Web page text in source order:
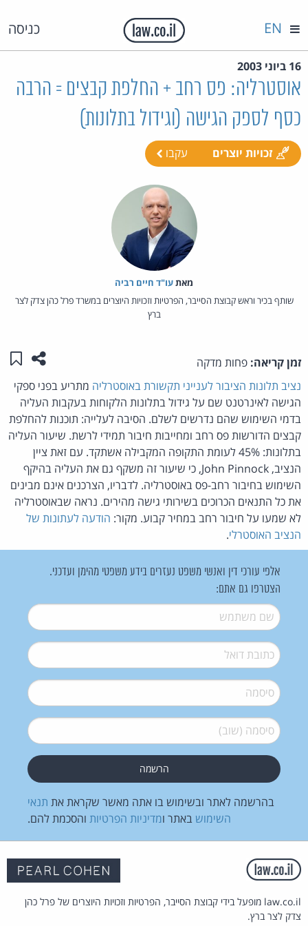
כניסה EN
16 ביוני 2003
אוסטרליה: פס רחב + החלפת קבצים = הרבה
כסף לספק הגישה (וגידול בתלונות)
זכויות יוצרים עקבו
מאת‏עו"ד חיים רביה
שותף בכיר וראש קבוצת הסייבר, הפרטיות וזכויות היוצרים במשרד פרל כהן צדק לצר
ברץ
זמן קריאה: פחות מדקה שתפו
נציב תלונות הציבור לענייני תקשורת באוסטרליה מתריע בפני ספקי
הגישה לאינרטנט שם על גידול בתלונות הלקוחות בעקבות העליה
בדמי השימוש שהם נדרשים לשלם. הסיבה לעלייה: תוכנות להחלפת
קבצים הדורשות פס רחב ומחייבות חיבור תמידי לרשת. שיעור העליה
בתלונות: 45% לעומת התקופה המקבילה אשתקד. עם זאת ציין
הנציב, John Pinnock, כי שיעור זה משקף גם את העליה בהיקף
השימוש בחיבור רחב-פס באוסטרליה. לדבריו, הצרכנים אינם מבינים
את כל התנאים הכרוכים בשירותי גישה מהירים. נראה שבאוסטרליה
לא שמעו על חיבור רחב במחיר קבוע. מקור: הודעה לעתונות של
הנציב האוסטרלי.
אלפי עורכי דין ואנשי משפט נעזרים בידע משפטי מהימן ועדכני.
הצטרפו גם אתם:
שם משתמש*
דואל*
סיסמה*
סיסמה (שוב)*
בהרשמה לאתר ובשימוש בו אתה מאשר שקראת את תנאי
השימוש באתר ומדיניות הפרטיות והסכמת להם.
law.co.il מופעל בידי קבוצת הסייבר, הפרטיות וזכויות היוצרים של פרל כהן
צדק לצר ברץ.